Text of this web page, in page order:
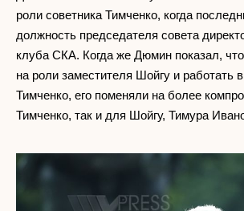
роли советника Тимченко, когда
должность председателя совета
клуба СКА. Когда же Дюмин показал,
на роли заместителя Шойгу и работать
Тимченко, его поменяли на более
Тимченко, так и для Шойгу, Тимура